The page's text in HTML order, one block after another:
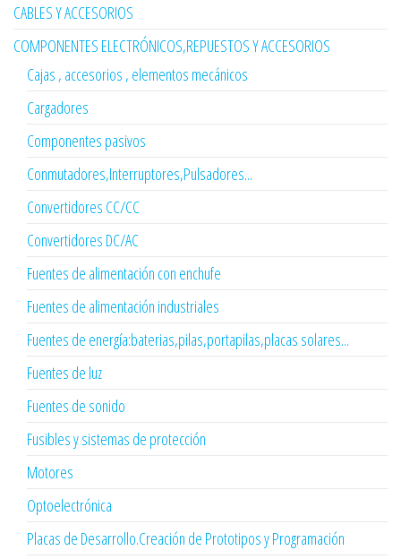
CABLES Y ACCESORIOS
COMPONENTES ELECTRÓNICOS,REPUESTOS Y ACCESORIOS
Cajas , accesorios , elementos mecánicos
Cargadores
Componentes pasivos
Conmutadores,Interruptores,Pulsadores...
Convertidores CC/CC
Convertidores DC/AC
Fuentes de alimentación con enchufe
Fuentes de alimentación industriales
Fuentes de energía:baterias,pilas,portapilas,placas solares...
Fuentes de luz
Fuentes de sonido
Fusibles y sistemas de protección
Motores
Optoelectrónica
Placas de Desarrollo.Creación de Prototipos y Programación